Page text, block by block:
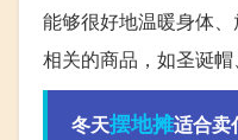
能够很好地温暖身体
相关的商品，如圣诞
冬天摆地摊适合卖